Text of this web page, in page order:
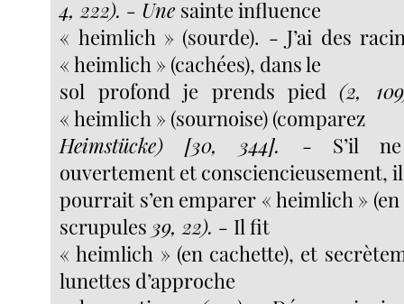
4, 222). - Une sainte influence
« heimlich » (sourde). - J’ai des
« heimlich » (cachées), dans le
sol profond je prends pied(2,
« heimlich » (sournoise) (comparez
Heimstücke) [30, 344]. - S’il ne
ouvertement et consciencieusement, il
pourrait s’en emparer « heimlich »
scrupules 39, 22). - Il fit
« heimlich » (en cachette), et
lunettes d’approche